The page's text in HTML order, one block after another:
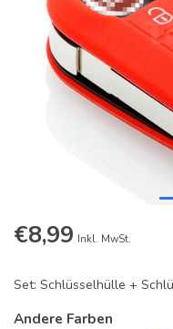
€8,99 Inkl. MwSt.
Set: Schlüsselhülle +
Andere Farben